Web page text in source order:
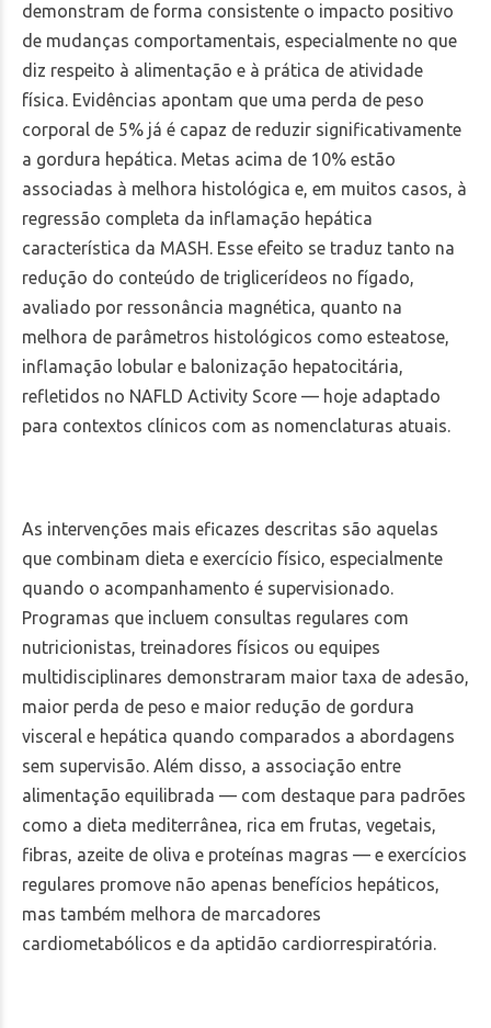
demonstram de forma consistente o impacto positivo
de mudanças comportamentais, especialmente no que
diz respeito à alimentação e à prática de atividade
física. Evidências apontam que uma perda de peso
corporal de 5% já é capaz de reduzir significativamente
a gordura hepática. Metas acima de 10% estão
associadas à melhora histológica e, em muitos casos, à
regressão completa da inflamação hepática
característica da MASH. Esse efeito se traduz tanto na
redução do conteúdo de triglicerídeos no fígado,
avaliado por ressonância magnética, quanto na
melhora de parâmetros histológicos como esteatose,
inflamação lobular e balonização hepatocitária,
refletidos no NAFLD Activity Score — hoje adaptado
para contextos clínicos com as nomenclaturas atuais.
As intervenções mais eficazes descritas são aquelas
que combinam dieta e exercício físico, especialmente
quando o acompanhamento é supervisionado.
Programas que incluem consultas regulares com
nutricionistas, treinadores físicos ou equipes
multidisciplinares demonstraram maior taxa de adesão,
maior perda de peso e maior redução de gordura
visceral e hepática quando comparados a abordagens
sem supervisão. Além disso, a associação entre
alimentação equilibrada — com destaque para padrões
como a dieta mediterrânea, rica em frutas, vegetais,
fibras, azeite de oliva e proteínas magras — e exercícios
regulares promove não apenas benefícios hepáticos,
mas também melhora de marcadores
cardiometabólicos e da aptidão cardiorrespiratória.